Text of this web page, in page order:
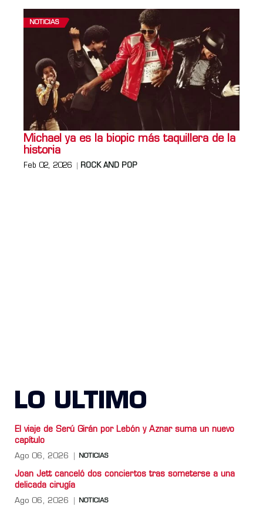
NOTICIAS
Michael ya es la biopic más taquillera de la
historia
Feb 02, 2026 ROCK AND POP
LO ULTIMO
El viaje de Serú Girán por Lebón y Aznar suma un nuevo
capítulo
Ago 06, 2026 NOTICIAS
Joan Jett canceló dos conciertos tras someterse a una
delicada cirugía
Ago 06, 2026 NOTICIAS